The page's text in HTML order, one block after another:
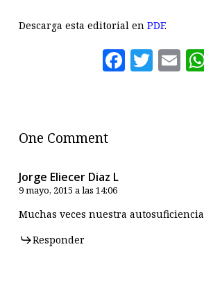
Descarga esta editorial en PDF.
One Comment
Jorge Eliecer Diaz L
9 mayo, 2015 a las 14:06
Muchas veces nuestra
Responder